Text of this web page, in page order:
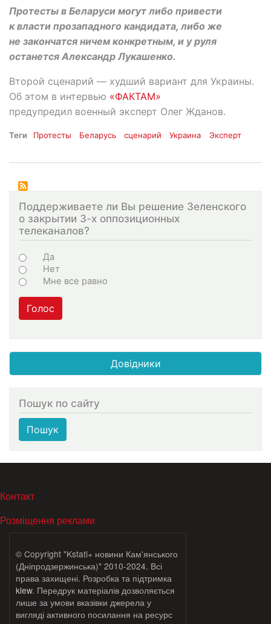
Протесты в Беларуси могут либо привести
к власти прозападного кандидата, либо же
не закончатся ничем конкретным, и у руля
останется Александр Лукашенко.
Второй сценарий — худший вариант для Украины.
Об этом в интервью «ФАКТАМ»
предупредил военный эксперт Олег Жданов.
Теги Протесты Беларусь сценарий Украина Эксперт
Поддерживаете ли Вы решение Зеленского
о закрытии 3-х оппозиционных
телеканалов?
Choices
Да
Нет
Мне все равно
Голос
Довідники
Пошук по сайту
Пошук
МЕНЮ В ПОДВАЛЕ
Контакт
Розміщення реклами
© Copyright "Kstati+ новини Кам'янського
(Дніпродзержинська)" 2010-2024. Всі
права захищені. Розробка та підтримка
klew. Передрук матеріалів дозволяється
лише за умови вказівки джерела у
вигляді активного посилання на ресурс